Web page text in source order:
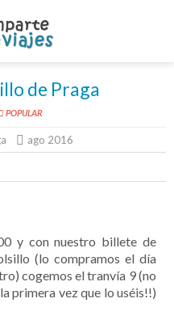
de Praga
POPULAR
ago 2016
y con nuestro billete de
(lo compramos el día
cogemos el tranvía 9 (no
primera vez que lo uséis!!)